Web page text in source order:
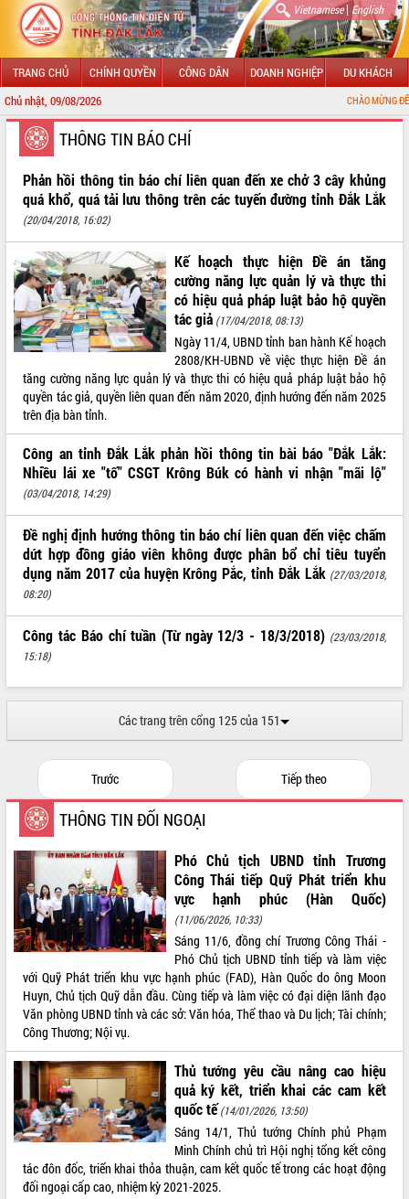
Vietnamese| English
TRANG CHỦ CHÍNH QUYỀN CÔNG DÂN DOANH NGHIỆP DU KHÁCH
Chủ nhật, 09/08/2026 CHÀO MỪNG ĐẾN VỚI
GIỚI THIỆU
LÃNH ĐẠO UBND TỈNH
TIN TỨC SỰ KIỆN
SỞ, BAN, NGÀNH
UBND CÁC XÃ, PHƯỜNG
THÔNG TIN CHỈ ĐẠO ĐIỀU HÀNH
VĂN BẢN HĐND TỈNH
ĐIỂM TIN VĂN BẢN
QUY HOẠCH - KẾ HOẠCH
Khám bệnh, cấp phát thuốc miễn phí
và tặng quà người dân xã Cư Pui
Hội nghị UBND tỉnh Đắk Lắk thường kỳ
tháng 7/2026
Lễ truy tặng danh hiệu “Bà Mẹ Việt
Nam Anh hùng” và trao Huân chương
Lao động
UBND tỉnh Đắk Lắk triển khai nhiệm
vụ 6 tháng cuối năm 2026
ALBUM ẢNH
THÔNG TIN BÁO CHÍ
Phản hồi thông tin báo chí liên quan đến xe chở 3 cây khủng
quá khổ, quá tải lưu thông trên các tuyến đường tỉnh Đắk Lắk
(20/04/2018, 16:02)
Kế hoạch thực hiện Đề án tăng
cường năng lực quản lý và thực thi
có hiệu quả pháp luật bảo hộ quyền
tác giả (17/04/2018, 08:13)
Ngày 11/4, UBND tỉnh ban hành Kế hoạch
2808/KH-UBND về việc thực hiện Đề án
tăng cường năng lực quản lý và thực thi có hiệu quả pháp luật bảo hộ
quyền tác giả, quyền liên quan đến năm 2020, định hướng đến năm 2025
trên địa bàn tỉnh.
Công an tỉnh Đắk Lắk phản hồi thông tin bài báo "Đắk Lắk:
Nhiều lái xe "tố" CSGT Krông Búk có hành vi nhận "mãi lộ"
(03/04/2018, 14:29)
Đề nghị định hướng thông tin báo chí liên quan đến việc chấm
dứt hợp đồng giáo viên không được phân bổ chỉ tiêu tuyển
dụng năm 2017 của huyện Krông Pắc, tỉnh Đắk Lắk (27/03/2018,
08:20)
Công tác Báo chí tuần (Từ ngày 12/3 - 18/3/2018) (23/03/2018,
15:18)
Các trang trên cổng 125 của 151
Trước Tiếp theo
THÔNG TIN ĐỐI NGOẠI
Phó Chủ tịch UBND tỉnh Trương
Công Thái tiếp Quỹ Phát triển khu
vực hạnh phúc (Hàn Quốc)
(11/06/2026, 10:33)
Sáng 11/6, đồng chí Trương Công Thái -
Phó Chủ tịch UBND tỉnh tiếp và làm việc
với Quỹ Phát triển khu vực hạnh phúc (FAD), Hàn Quốc do ông Moon
Huyn, Chủ tịch Quỹ dẫn đầu. Cùng tiếp và làm việc có đại diện lãnh đạo
Văn phòng UBND tỉnh và các sở: Văn hóa, Thể thao và Du lịch; Tài chính;
Công Thương; Nội vụ.
Thủ tướng yêu cầu nâng cao hiệu
quả ký kết, triển khai các cam kết
quốc tế (14/01/2026, 13:50)
Sáng 14/1, Thủ tướng Chính phủ Phạm
Minh Chính chủ trì Hội nghị tổng kết công
tác đôn đốc, triển khai thỏa thuận, cam kết quốc tế trong các hoạt động
đối ngoại cấp cao, nhiệm kỳ 2021-2025.